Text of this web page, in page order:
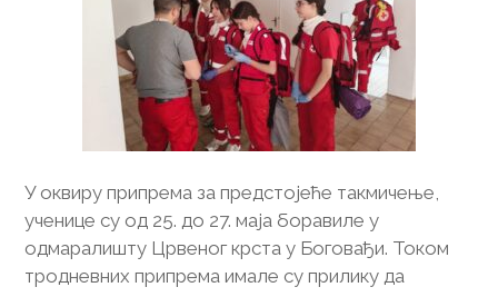
У оквиру припрема за предстојеће такмичење,
ученице су од 25. до 27. маја боравиле у
одмаралишту Црвеног крста у Боговађи. Током
тродневних припрема имале су прилику да